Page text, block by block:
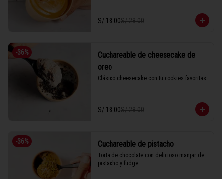
S/ 18.00S/ 28.00
-36%
Cuchareable de cheesecake de
oreo
Clásico cheesecake con tu cookies favoritas
S/ 18.00S/ 28.00
-36% Cuchareable de pistacho
Torta de chocolate con delicioso manjar de
pistacho y fudge